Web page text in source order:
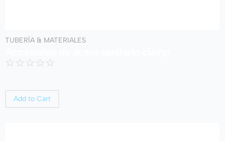
TUBERÍA & MATERIALES
☆☆☆☆☆
Add to Cart